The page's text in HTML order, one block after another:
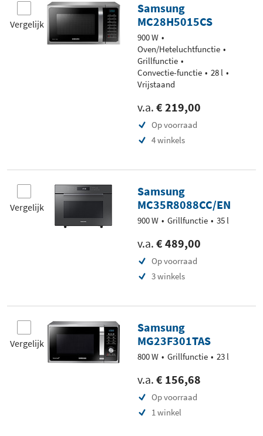
Vergelijk
Samsung
MC28H5015CS
900 W
Oven/Heteluchtfunctie
Grillfunctie
Convectie-functie
28 l
Vrijstaand
v.a. € 219,00
Op voorraad
4 winkels
Vergelijk
Samsung
MC35R8088CC/EN
900 W Grillfunctie 35 l
v.a. € 489,00
Op voorraad
3 winkels
Vergelijk
Samsung
MG23F301TAS
800 W Grillfunctie 23 l
v.a. € 156,68
Op voorraad
1 winkel